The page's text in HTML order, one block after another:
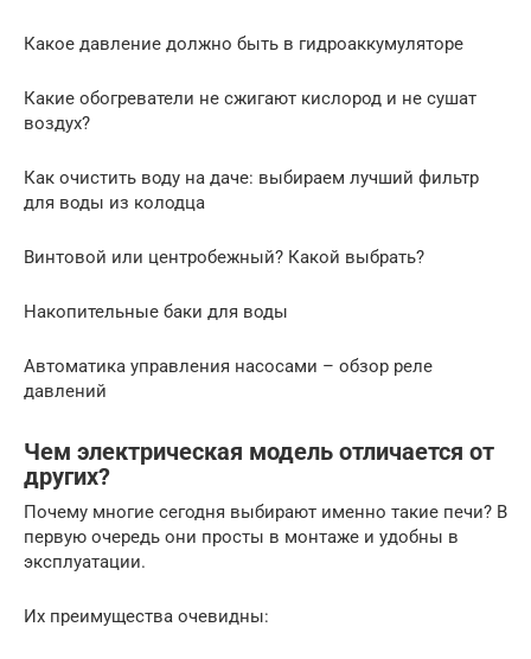
Какое давление должно быть в гидроаккумуляторе
Какие обогреватели не сжигают кислород и не сушат
воздух?
Как очистить воду на даче: выбираем лучший фильтр
для воды из колодца
Винтовой или центробежный? Какой выбрать?
Накопительные баки для воды
Автоматика управления насосами – обзор реле
давлений
Чем электрическая модель отличается от
других?
Почему многие сегодня выбирают именно такие печи? В
первую очередь они просты в монтаже и удобны в
эксплуатации.
Их преимущества очевидны: